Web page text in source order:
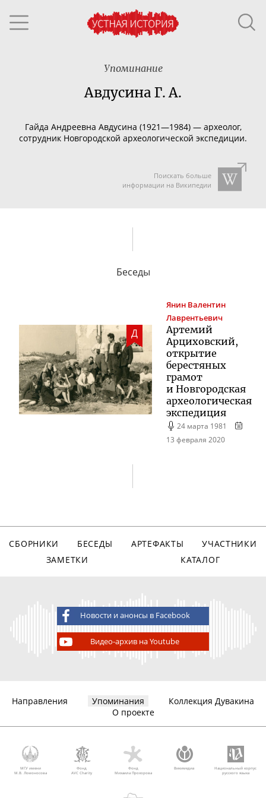
Упоминание
Авдусина Г. А.
Гайда Андреевна Авдусина (1921—1984) — археолог,
сотрудник Новгородской археологической экспедиции.
Поискать больше
информации на Википедии
Беседы
Д
Янин Валентин
Лаврентьевич
Артемий
Арциховский,
открытие
берестяных
грамот
и Новгородская
археологическая
экспедиция
24 марта 1981
13 февраля 2020
СБОРНИКИ БЕСЕДЫ АРТЕФАКТЫ
УЧАСТНИКИ
ЗАМЕТКИ
КАТАЛОГ
Новости и анонсы в Facebook
Видео-архив на Youtube
Направления Упоминания
Коллекция Дувакина
О проекте
МГУ имени
М.В. Ломоносова
Фонд
AVC Charity
Фонд
Михаила Прохорова
Викимедиа
Национальный корпус
русского языка